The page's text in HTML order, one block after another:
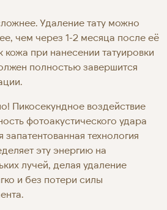
Удаление тату можно
чем через 1-2 месяца после её
кожа при нанесении татуировки
полностью завершится
Пикосекундное воздействие
фотоакустического удара
технология
эту энергию на
лучей, делая удаление
и без потери силы